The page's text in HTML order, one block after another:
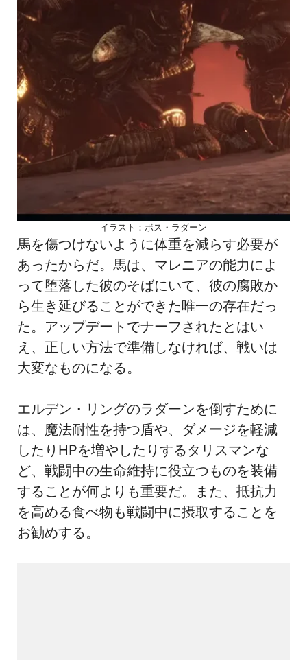
イラスト：ボス・ラダーン
馬を傷つけないように体重を減らす必要が
あったからだ。馬は、マレニアの能力によ
って堕落した彼のそばにいて、彼の腐敗か
ら生き延びることができた唯一の存在だっ
た。アップデートでナーフされたとはい
え、正しい方法で準備しなければ、戦いは
大変なものになる。
エルデン・リングのラダーンを倒すために
は、魔法耐性を持つ盾や、ダメージを軽減
したりHPを増やしたりするタリスマンな
ど、戦闘中の生命維持に役立つものを装備
することが何よりも重要だ。また、抵抗力
を高める食べ物も戦闘中に摂取することを
お勧めする。